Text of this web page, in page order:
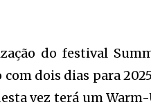
do festival
dois dias para
vez terá um